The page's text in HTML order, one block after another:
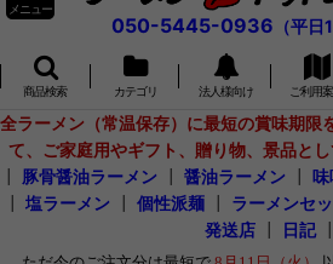
メニュー
050-5445-0936 （平日
商品検索 カテゴリ 法人様向け ご利用
全ラーメン（常温保存）に最短の賞味期限
て、ご家庭用やギフト、贈り物、景品とし
豚骨醤油ラーメン 醤油ラーメン 味
塩ラーメン 個性派麺 ラーメンセ
発送店
日記┃